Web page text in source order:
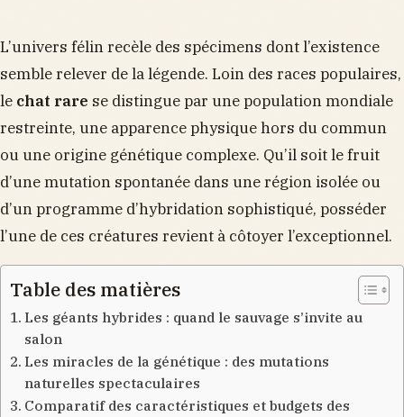
L’univers félin recèle des spécimens dont l’existence
semble relever de la légende. Loin des races populaires,
le chat rare se distingue par une population mondiale
restreinte, une apparence physique hors du commun
ou une origine génétique complexe. Qu’il soit le fruit
d’une mutation spontanée dans une région isolée ou
d’un programme d’hybridation sophistiqué, posséder
l’une de ces créatures revient à côtoyer l’exceptionnel.
Table des matières
Les géants hybrides : quand le sauvage s’invite au
salon
Les miracles de la génétique : des mutations
naturelles spectaculaires
Comparatif des caractéristiques et budgets des